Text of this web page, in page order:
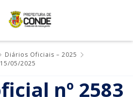
Diários Oficiais – 2025
05/2025
nº 2583